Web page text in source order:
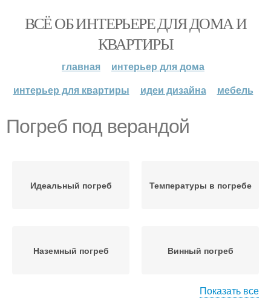
ВСЁ ОБ ИНТЕРЬЕРЕ ДЛЯ ДОМА И
КВАРТИРЫ
главная
интерьер для дома
интерьер для квартиры
идеи дизайна мебель
Погреб под верандой
Идеальный погреб Температуры в погребе
Наземный погреб Винный погреб
Показать все